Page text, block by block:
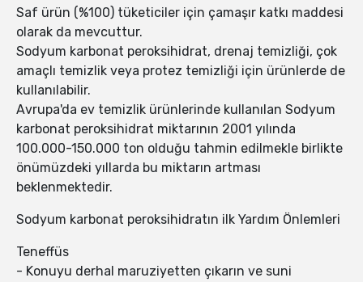
Saf ürün (%100) tüketiciler için çamaşır katkı maddesi
olarak da mevcuttur.
Sodyum karbonat peroksihidrat, drenaj temizliği, çok
amaçlı temizlik veya protez temizliği için ürünlerde de
kullanılabilir.
Avrupa'da ev temizlik ürünlerinde kullanılan Sodyum
karbonat peroksihidrat miktarının 2001 yılında
100.000-150.000 ton olduğu tahmin edilmekle birlikte
önümüzdeki yıllarda bu miktarın artması
beklenmektedir.
Sodyum karbonat peroksihidratın ilk Yardım Önlemleri
Teneffüs
- Konuyu derhal maruziyetten çıkarın ve suni